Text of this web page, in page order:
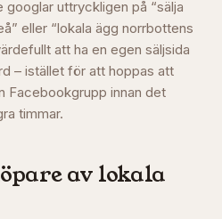
uttryckligen på “sälja
eller “lokala ägg norrbottens
att ha en egen säljsida
– istället för att hoppas att
Facebookgrupp innan det
timmar.
av lokala